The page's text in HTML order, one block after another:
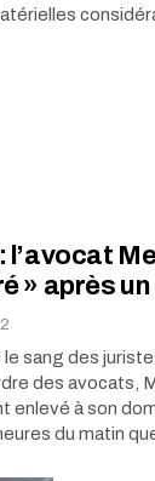
l’avocat
» après un
sang des
des avocats,
enlevé à son
du matin